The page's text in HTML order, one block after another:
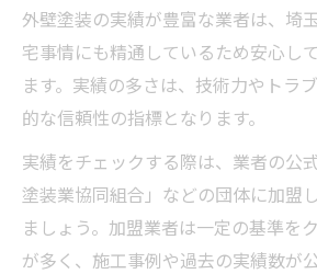
外壁塗装の実績が豊富な業者は、埼
宅事情にも精通しているため安心し
ます。実績の多さは、技術力やトラ
的な信頼性の指標となります。
実績をチェックする際は、業者の公
塗装業協同組合」などの団体に加盟
ましょう。加盟業者は一定の基準を
が多く、施工事例や過去の実績数が